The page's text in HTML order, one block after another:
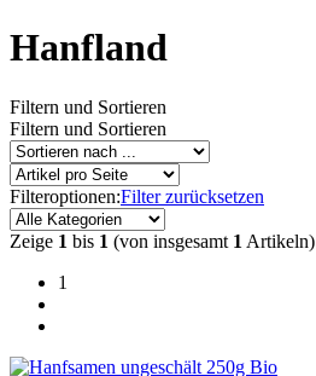
Hanfland
Filtern und Sortieren
Filtern und Sortieren
Filteroptionen:Filter zurücksetzen
Zeige 1 bis 1 (von insgesamt 1 Artikeln)
1